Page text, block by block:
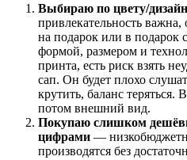
Выбираю по цвету/
привлекательность важна,
на подарок или в подарок
формой, размером и
принта, есть риск взять
сап. Он будет плохо
крутить, баланс теряться.
потом внешний вид.
Покупаю слишком
цифрами —
производятся без